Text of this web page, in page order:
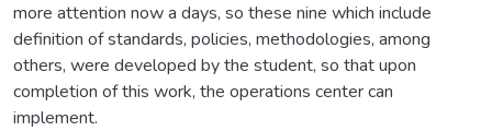
more attention now a days, so these nine which include
definition of standards, policies, methodologies, among
others, were developed by the student, so that upon
completion of this work, the operations center can
implement.